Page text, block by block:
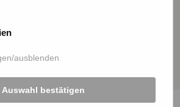
ausblenden
Auswahl bestätigen